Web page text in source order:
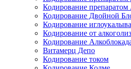
Кодирование
Кодирование Двойной
Кодирование
Кодирование от
Кодирование
Витамерц Депо
Кодирование током